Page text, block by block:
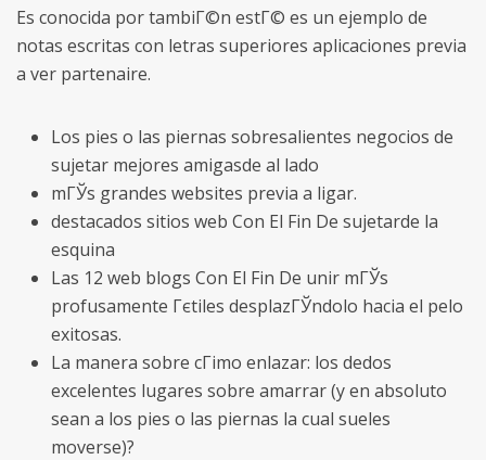
Es conocida por tambiГ©n estГ© es un ejemplo de
notas escritas con letras superiores aplicaciones previa
a ver partenaire.
Los pies o las piernas sobresalientes negocios de
sujetar mejores amigasde al lado
mГЎs grandes websites previa a ligar.
destacados sitios web Con El Fin De sujetarde la
esquina
Las 12 web blogs Con El Fin De unir mГЎs
profusamente Гєtiles desplazГЎndolo hacia el pelo
exitosas.
La manera sobre cГіmo enlazar: los dedos
excelentes lugares sobre amarrar (y en absoluto
sean a los pies o las piernas la cual sueles
moverse)?